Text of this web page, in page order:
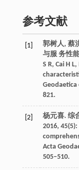
参考文献
[1]
郭树人, 蔡
与服 务性
S R, Cai H
Geodaetica
821.
[2]
杨元喜. 综
2016, 45(5):
Acta
505–510.